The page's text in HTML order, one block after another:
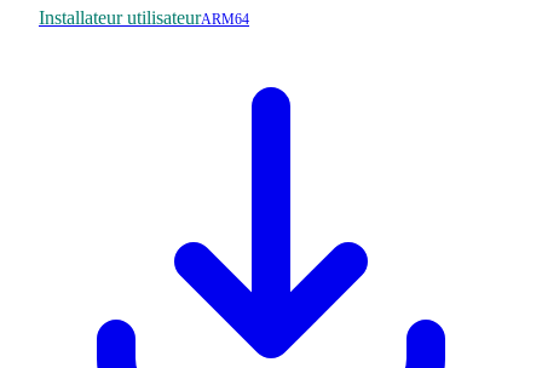
Installateur utilisateurARM64